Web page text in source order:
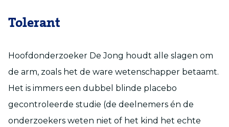
Tolerant
Hoofdonderzoeker De Jong houdt alle slagen om
de arm, zoals het de ware wetenschapper betaamt.
Het is immers een dubbel blinde placebo
gecontroleerde studie (de deelnemers én de
onderzoekers weten niet of het kind het echte